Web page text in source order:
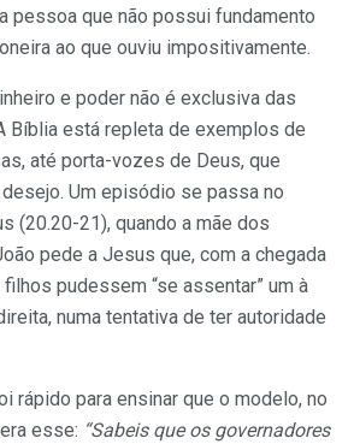
pessoa que não possui fundamento
ao que ouviu impositivamente.
e poder não é exclusiva das
Bíblia está repleta de exemplos de
até porta-vozes de Deus, que
Um episódio se passa no
(20.20-21), quando a mãe dos
pede a Jesus que, com a chegada
pudessem “se assentar” um à
numa tentativa de ter autoridade
rápido para ensinar que o modelo, no
esse: “Sabeis que os governadores